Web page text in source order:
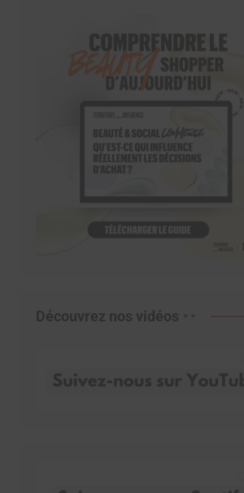
Découvrez nos vidéos